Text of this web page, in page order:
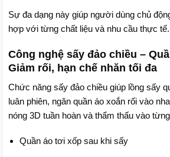
Sự đa dạng này giúp người dùng chủ
hợp với từng chất liệu và nhu cầu thực tế.
Công nghệ sấy đảo chiều –
Giảm rối, hạn chế nhăn tối đa
Chức năng sấy đảo chiều giúp lồng sấy
luân phiên, ngăn quần áo xoắn rối vào
nóng 3D tuần hoàn và thẩm thấu vào
Quần áo tơi xốp sau khi sấy